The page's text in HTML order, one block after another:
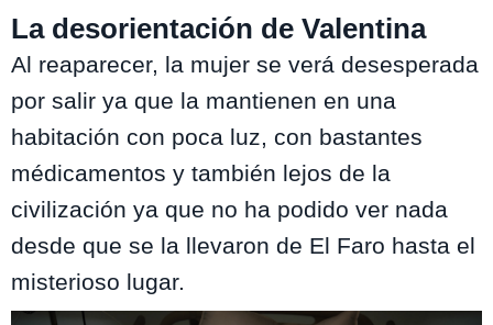
La desorientación de Valentina
Al reaparecer, la mujer se verá desesperada
por salir ya que la mantienen en una
habitación con poca luz, con bastantes
médicamentos y también lejos de la
civilización ya que no ha podido ver nada
desde que se la llevaron de El Faro hasta el
misterioso lugar.